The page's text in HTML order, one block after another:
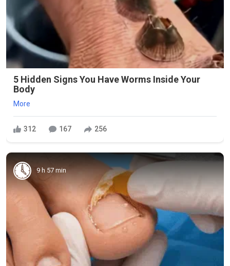
5 Hidden Signs You Have Worms Inside Your
Body
More
312 167 256
9 h 57 min